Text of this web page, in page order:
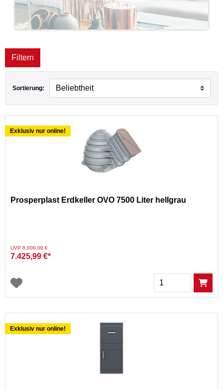
Filtern
Sortierung:
Exklusiv nur online!
Prosperplast Erdkeller OVO 7500 Liter hellgrau
Preis reduziert von
UVP 8.000,00 €auf
7.425,99 €*
Menge
Exklusiv nur online!